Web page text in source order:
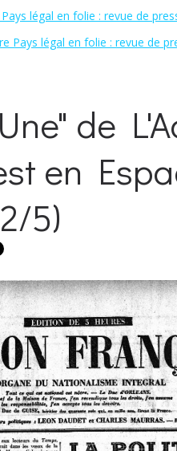
légal en folie : revue de
Pays légal en folie : revue de
de
en
5)